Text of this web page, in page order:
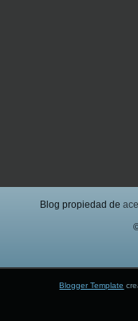
Blog propiedad de
Blogger Template